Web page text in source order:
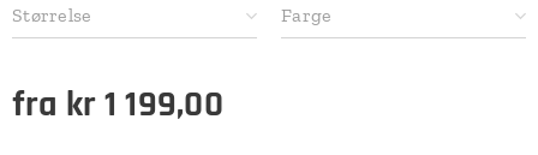
Størrelse Farge
fra kr1 199,00